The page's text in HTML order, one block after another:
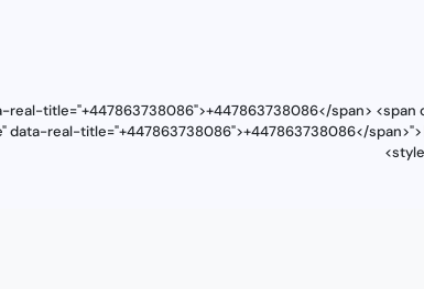
real-title="+447863738086">+447863738086</span>
data-real-title="+447863738086">+447863738086</span>">